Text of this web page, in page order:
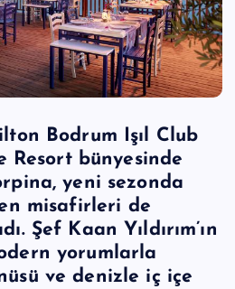
Bodrum Işıl Club
Resort bünyesinde
yeni sezonda
misafirleri de
Şef Kaan Yıldırım’ın
yorumlarla
ve denizle iç içe